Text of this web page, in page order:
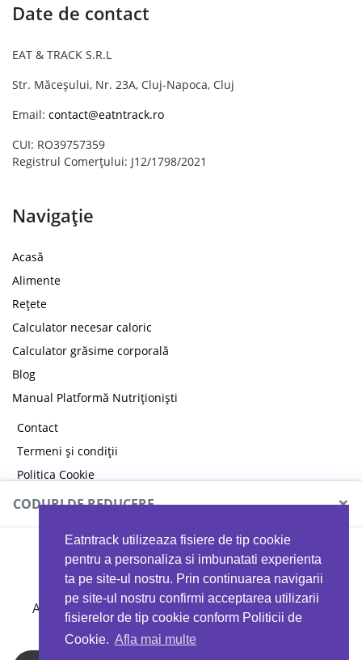
Eatntrack utilizeaza fisiere de tip cookie
pentru a personaliza si imbunatati experienta
ta pe site-ul nostru. Prin continuarea navigarii
pe site-ul nostru confirmi acceptarea utilizarii
fisierelor de tip cookie conform Politicii de
Cookie. Afla mai multe
Date de contact
EAT & TRACK S.R.L
Str. Măceșului, Nr. 23A, Cluj-Napoca, Cluj
Email: contact@eatntrack.ro
CUI: RO39757359
Registrul Comerțului: J12/1798/2021
Navigație
Acasă
Alimente
Rețete
Calculator necesar caloric
Calculator grăsime corporală
Blog
Manual Platformă Nutriționiști
Contact
Termeni și condiții
Politica Cookie
Politica de confidențialitate
CODURI DE REDUCERE ×
MYPROTEIN
Ai 40%reducere la orice comandă folosind codul
EATTRACK